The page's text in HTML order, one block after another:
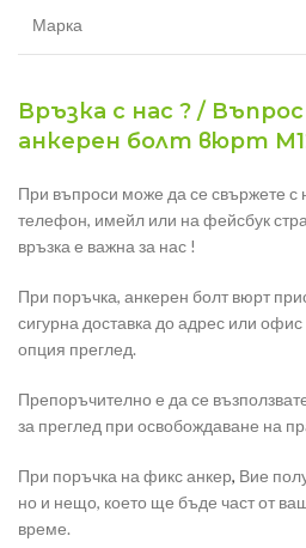
Марка
Връзка с нас ? /
анкерен болт вюрт
При въпроси може да се свържете с
телефон, имейл или на фейсбук
връзка е важна за нас !
При поръчка, анкерен болт вюрт
сигурна доставка до адрес или
опция преглед.
Препоръчително е да се
за преглед при освобождаване на
При поръчка на фикс анкер, Вие
но и нещо, което ще бъде част от
време.